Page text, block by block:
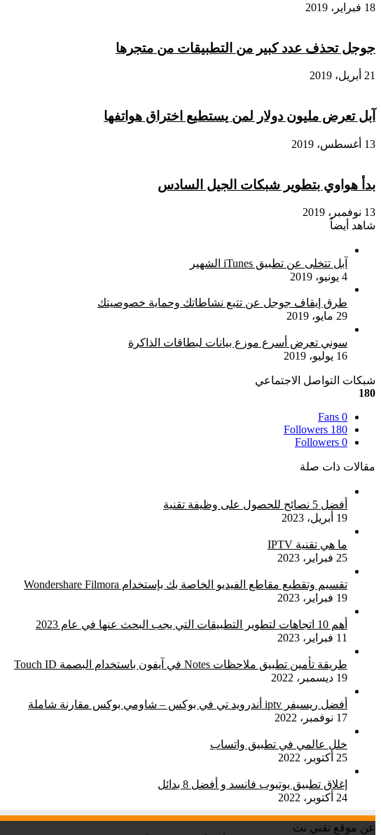
18 فبراير، 2019
جوجل تحذف عدد كبير من التطبيقات من متجرها
21 أبريل، 2019
آبل تعرض مليون دولار لمن يستطيع اختراق هواتفها
13 أغسطس، 2019
بدأ هواوي بتطوير شبكات الجيل السادس
13 نوفمبر، 2019
شاهد أيضاً
آبل تتخلى عن تطبيق iTunes الشهير
4 يونيو، 2019
طرق إيقاف جوجل عن تتبع نشاطاتك وحماية خصوصيتك
29 مايو، 2019
سوني تعرض أسرع موزع بيانات لبطاقات الذاكرة
16 يوليو، 2019
شبكات التواصل الاجتماعي
180
0
Fans
180
Followers
0
Followers
مقالات ذات صلة
أفضل 5 نصائح للحصول على وظيفة تقنية
19 أبريل، 2023
ما هي تقنية IPTV
25 فبراير، 2023
تقسيم وتقطيع مقاطع الفيديو الخاصة بك بإستخدام Wondershare Filmora
19 فبراير، 2023
أهم 10 اتجاهات لتطوير التطبيقات التي يجب البحث عنها في عام 2023
11 فبراير، 2023
طريقة تأمين تطبيق ملاحظات Notes في آيفون باستخدام البصمة Touch ID
19 ديسمبر، 2022
أفضل ريسيفر iptv أندرويد تي في بوكس – شاومي بوكس مقارنة شاملة
17 نوفمبر، 2022
خلل عالمي في تطبيق واتساب
25 أكتوبر، 2022
إغلاق تطبيق يوتيوب فانسد و أفضل 8 بدائل
24 أكتوبر، 2022
عن موقع تقني نت